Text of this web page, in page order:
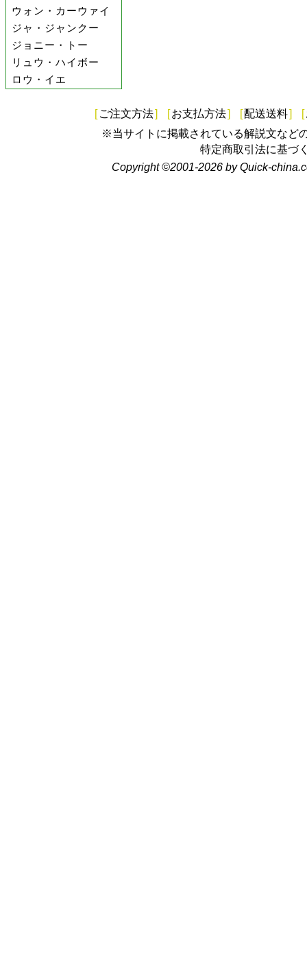
ウォン・カーウァイ
ジャ・ジャンクー
ジョニー・トー
リュウ・ハイボー
ロウ・イエ
[ ご注文方法] [お支払方法] [配送送料] [
※当サイトに掲載されている解説文など
特定商取引法に基づ
Copyright ©2001-2026 by Quick-